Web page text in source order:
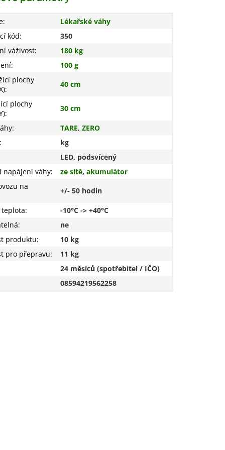
:
Lékařské váhy
kód:
350
váživost:
180 kg
:
100 g
plochy
:
40 cm
plochy
:
30 cm
: TARE, ZERO
kg
LED, podsvícený
napájení váhy: ze sítě, akumulátor
na
+/- 50 hodin
teplota:
-10°C -> +40°C
:
ne
produktu:
10 kg
pro přepravu:
11 kg
24 měsíců (spotřebitel / IČO)
08594219562258